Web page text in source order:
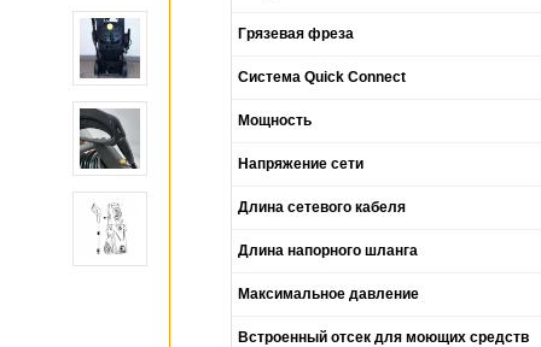
Грязевая фреза
Система Quick Connect
Мощность
Напряжение сети
Длина сетевого кабеля
Длина напорного шланга
Максимальное давление
Встроенный отсек для моющих средств